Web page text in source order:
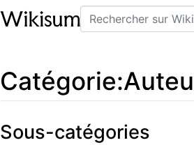
Rechercher
Catégorie:
Sous-catégories